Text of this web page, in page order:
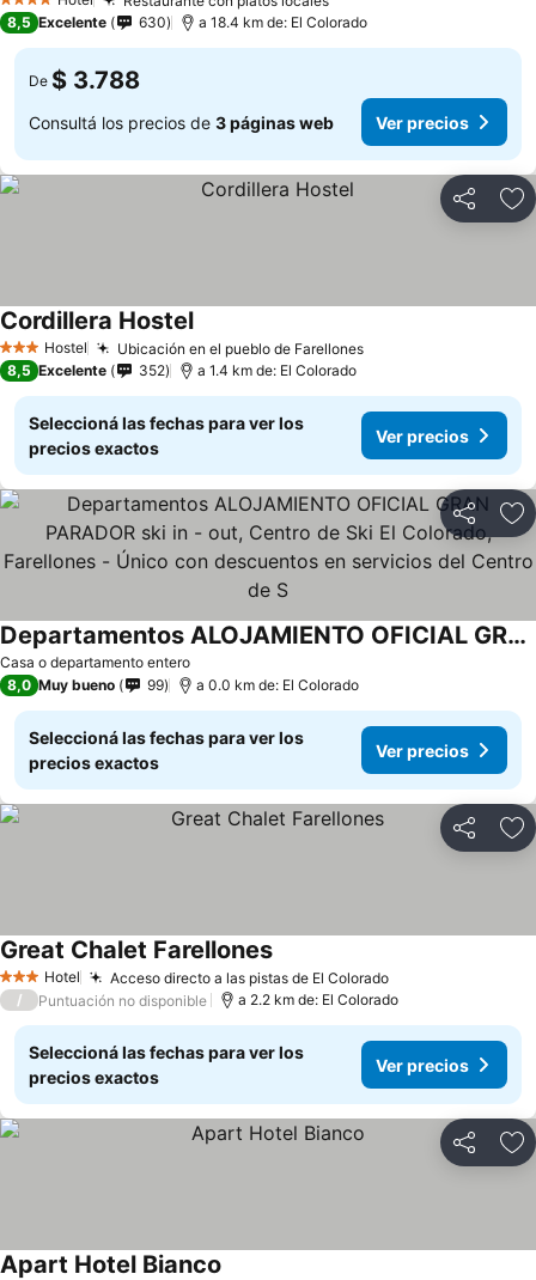
4 Estrellas
8,5 Excelente 630 a 18.4 km de: El Colorado
De $ 3.788
Consultá los precios de 3 páginas web Ver precios
Compartir
3 EstrellasHostel Ubicación en el pueblo de Farellones
Cordillera Hostel
8,5 Excelente 352 a 1.4 km de: El Colorado
Seleccioná las fechas para ver los
precios exactos
Ver precios
Compartir
Casa o departamento entero
Departamentos ALOJAMIENTO OFICIAL GRAN PARADOR ski in - out, Centro de Ski El Colorado, Farellones - Único con descuentos en servicios del Centro de S
8,0 Muy bueno 99 a 0.0 km de: El Colorado
Seleccioná las fechas para ver los
precios exactos
Ver precios
Compartir
3 Estrellas
Hotel Acceso directo a las pistas de El Colorado
Great Chalet Farellones
/ Puntuación no disponible a 2.2 km de: El Colorado
Seleccioná las fechas para ver los
precios exactos
Ver precios
Compartir
Apart Hotel Bianco